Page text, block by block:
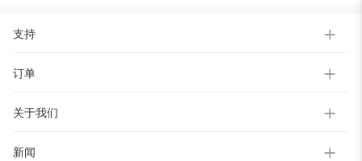
支持
订单
关于我们
新闻